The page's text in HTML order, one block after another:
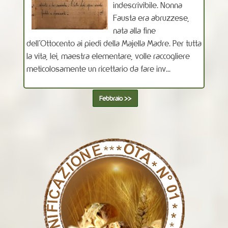
indescrivibile. Nonna
Fausta era abruzzese,
nata alla fine
dell’Ottocento ai piedi della Majella Madre. Per tutta
la vita, lei, maestra elementare, volle raccogliere
meticolosamente un ricettario da fare inv...
Febbraio >>